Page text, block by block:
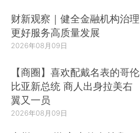
财新观察｜健全金融机构治理
更好服务高质量发展
2026年08月09日
【商圈】喜欢配戴名表的哥伦
比亚新总统 商人出身拉美右
翼又一员
2026年08月09日